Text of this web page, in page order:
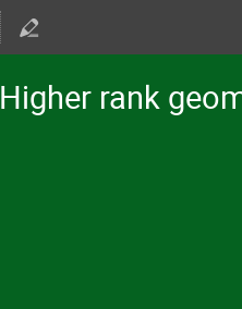
Higher rank